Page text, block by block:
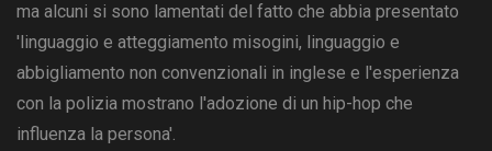
ma alcuni si sono lamentati del fatto che abbia presentato
'linguaggio e atteggiamento misogini, linguaggio e
abbigliamento non convenzionali in inglese e l'esperienza
con la polizia mostrano l'adozione di un hip-hop che
influenza la persona'.